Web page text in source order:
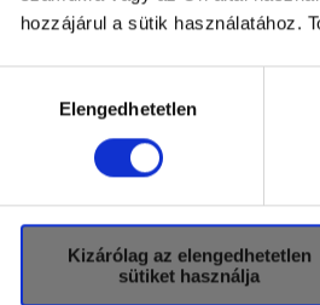
hozzájárul a sütik használatához.
kiválasztásaElengedhetetlen
Kizárólag az elengedhetetlen
sütiket használja
élő internetes közvetítést ad a
Utóbbi angol nyelven is közli a
A Puskás–Suzuki-kupa 2014
oldalán is. Az akadémia
kezdőrúgásával egy időben,